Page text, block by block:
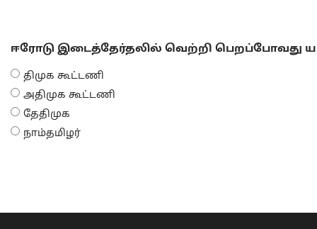
ஈரோடு இடைத்தேர்தலில் வெற்றி பெறப்போவது
திமுக கூட்டணி
அதிமுக கூட்டணி
தேதிமுக
நாம்தமிழர்